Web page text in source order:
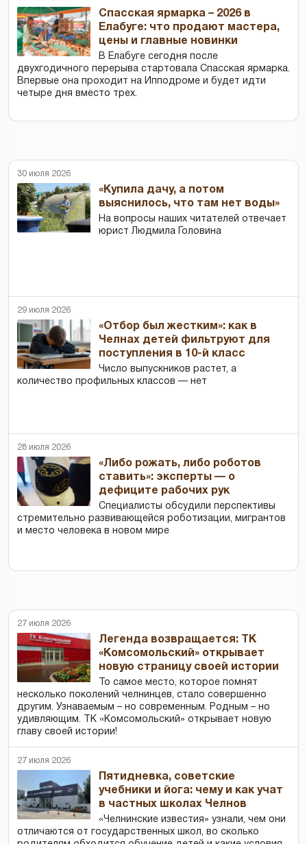
Спасская ярмарка – 2026 в
Елабуге: что продают мастера,
цены и главные новинки
В Елабуге сегодня после
двухгодичного перерыва стартовала Спасская ярмарка.
Впервые она проходит на Ипподроме и будет идти
четыре дня вместо трех.
30 июля 2026
«Купила дачу, а потом
выяснилось, что там нет воды»
На вопросы наших читателей отвечает
юрист Людмила Головина
29 июля 2026
«Отбор был жестким»: как в
Челнах детей фильтруют для
поступления в 10-й класс
Число выпускников растет, а
количество профильных классов — нет
28 июля 2026
«Либо рожать, либо роботов
ставить»: эксперты — о
дефиците рабочих рук
Специалисты обсудили перспективы
стремительно развивающейся роботизации, мигрантов
и место человека в новом мире
27 июля 2026
Легенда возвращается: ТК
«Комсомольский» открывает
новую страницу своей истории
То самое место, которое помнят
несколько поколений челнинцев, стало совершенно
другим. Узнаваемым – но современным. Родным – но
удивляющим. ТК «Комсомольский» открывает новую
главу своей истории!
27 июля 2026
Пятидневка, советские
учебники и йога: чему и как учат
в частных школах Челнов
«Челнинские известия» узнали, чем они
отличаются от государственных школ, во сколько